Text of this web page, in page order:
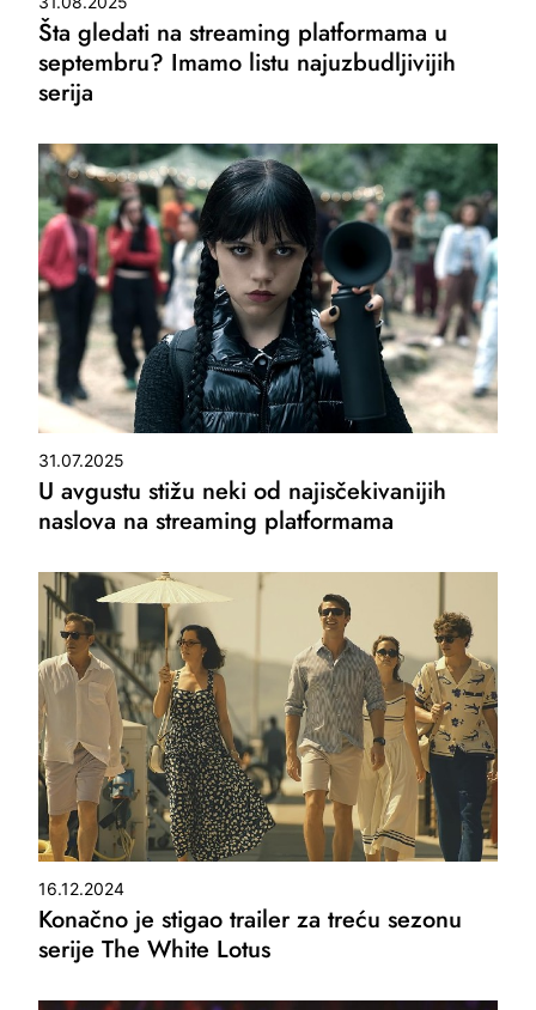
Šta gledati na streaming platformama u
septembru? Imamo listu najuzbudljivijih
serija
31.07.2025
U avgustu stižu neki od najisčekivanijih
naslova na streaming platformama
16.12.2024
Konačno je stigao trailer za treću sezonu
serije The White Lotus